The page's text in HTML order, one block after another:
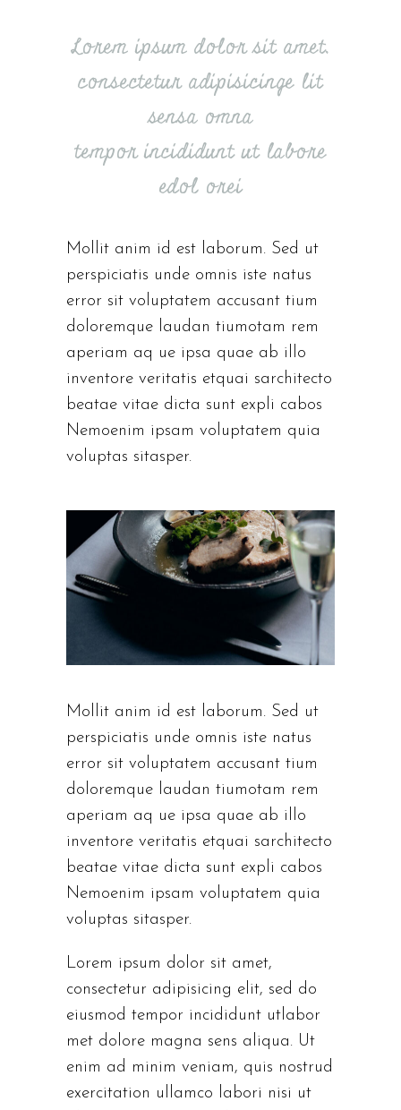
Lorem ipsum dolor sit amet,
consectetur adipisicinge lit
sensa omna
tempor incididunt ut labore
edol orei
Mollit anim id est laborum. Sed ut
perspiciatis unde omnis iste natus
error sit voluptatem accusant tium
doloremque laudan tiumotam rem
aperiam aq ue ipsa quae ab illo
inventore veritatis etquai sarchitecto
beatae vitae dicta sunt expli cabos
Nemoenim ipsam voluptatem quia
voluptas sitasper.
Mollit anim id est laborum. Sed ut
perspiciatis unde omnis iste natus
error sit voluptatem accusant tium
doloremque laudan tiumotam rem
aperiam aq ue ipsa quae ab illo
inventore veritatis etquai sarchitecto
beatae vitae dicta sunt expli cabos
Nemoenim ipsam voluptatem quia
voluptas sitasper.
Lorem ipsum dolor sit amet,
consectetur adipisicing elit, sed do
eiusmod tempor incididunt utlabor
met dolore magna sens aliqua. Ut
enim ad minim veniam, quis nostrud
exercitation ullamco labori nisi ut